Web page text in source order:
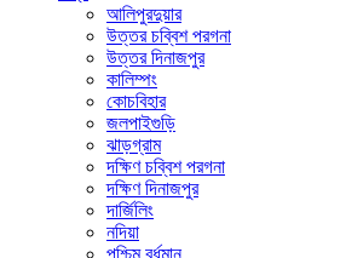
আলিপুরদুয়ার
উত্তর চব্বিশ পরগনা
উত্তর দিনাজপুর
কালিম্পং
কোচবিহার
জলপাইগুড়ি
ঝাড়গ্রাম
দক্ষিণ চব্বিশ পরগনা
দক্ষিণ দিনাজপুর
দার্জিলিং
নদিয়া
পশ্চিম বর্ধমান